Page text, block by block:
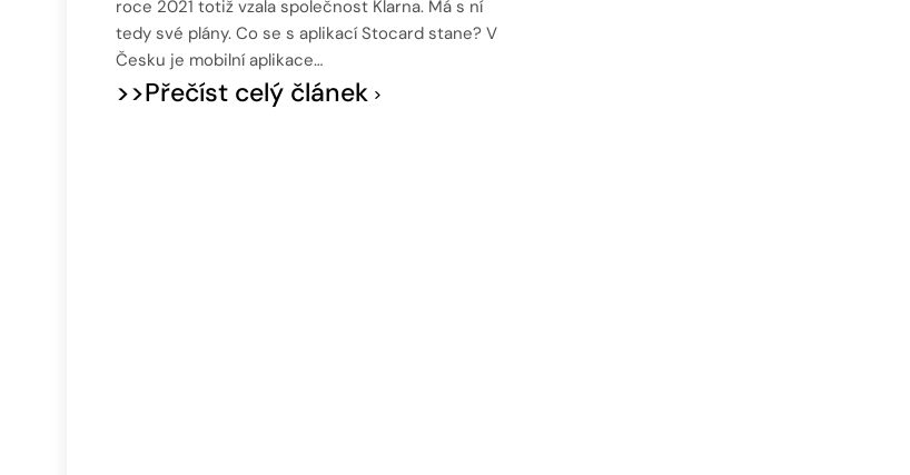
roce 2021 totiž vzala společnost Klarna. Má s ní
tedy své plány. Co se s aplikací Stocard stane? V
Česku je mobilní aplikace…
>>Přečíst celý článek